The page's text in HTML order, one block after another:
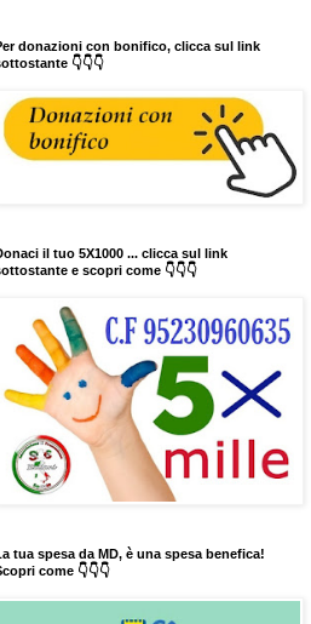
donazioni con bonifico, clicca sul link
👇👇👇
il tuo 5X1000 ... clicca sul link
e scopri come 👇👇👇
tua spesa da MD, è una spesa benefica!
come 👇👇👇